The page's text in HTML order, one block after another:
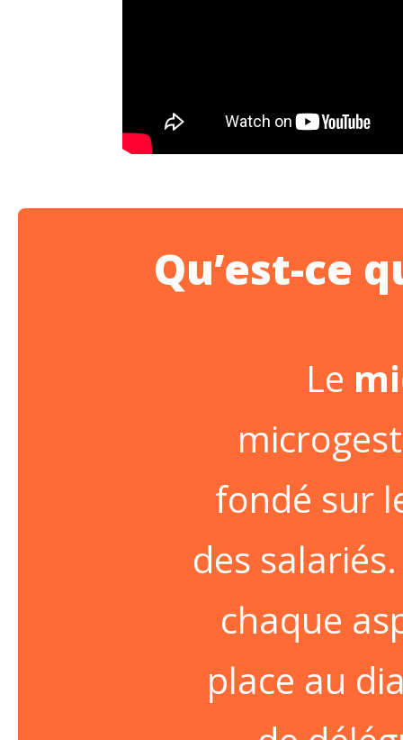
Qu’est-ce
Le
fondé sur
des
chaque
place au